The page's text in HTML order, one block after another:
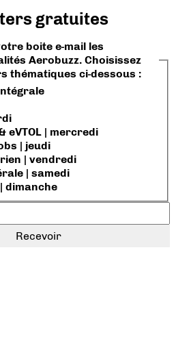
gratuites
boite e-mail les
Aerobuzz. Choisissez
thématiques ci-dessous :
eVTOL | mercredi
| jeudi
| vendredi
| samedi
dimanche